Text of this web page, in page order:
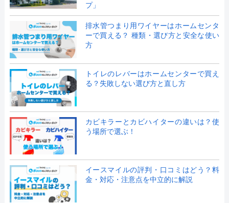
プ」
排水管つまり用ワイヤーはホームセンタ
ーで買える？ 種類・選び方と安全な使い
方
トイレのレバーはホームセンターで買え
る？失敗しない選び方と直し方
カビキラーとカビハイターの違いは？使
う場所で選ぶ！
イースマイルの評判・口コミはどう？料
金・対応・注意点を中立的に解説